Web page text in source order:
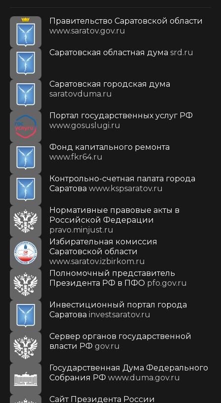
Правительство Саратовской области
www.saratov.gov.ru
Саратовская областная дума srd.ru
Саратовская городская дума
saratovduma.ru
Портал государственных услуг РФ
www.gosuslugi.ru
Фонд капитального ремонта
www.fkr64.ru
Контрольно-счетная палата города
Саратова www.kspsaratov.ru
Нормативные правовые акты в
Российской Федерации
pravo.minjust.ru
Избирательная комиссия
Саратовской области
www.saratov.izbirkom.ru
Полномочный представитель
Президента РФ в ПФО pfo.gov.ru
Инвестиционный портал города
Саратова investsaratov.ru
Сервер органов государственной
власти РФ gov.ru
Государственная Дума Федерального
Собрания РФ www.duma.gov.ru
Cайт Президента России